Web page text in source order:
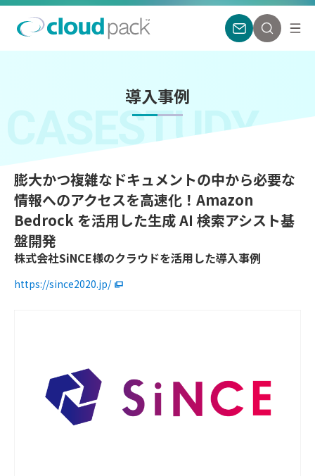
導入事例
CASESTUDY
膨大かつ複雑なドキュメントの中から必要な
情報へのアクセスを高速化！Amazon
Bedrock を活用した生成 AI 検索アシスト基
盤開発
株式会社SiNCE様のクラウドを活用した導入事例
https://since2020.jp/